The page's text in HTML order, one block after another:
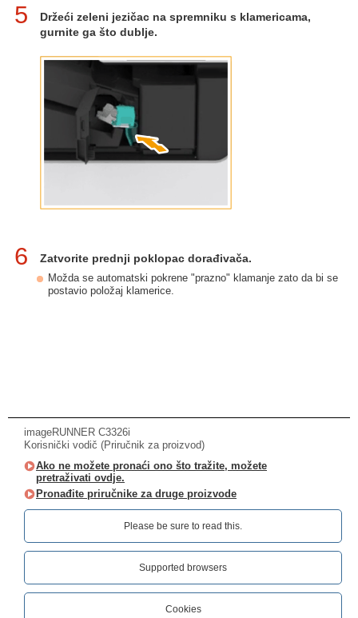
5
Držeći zeleni jezičac na spremniku s klamericama,
gurnite ga što dublje.
6 Zatvorite prednji poklopac dorađivača.
Možda se automatski pokrene "prazno" klamanje zato da bi se
postavio položaj klamerice.
imageRUNNER C3326i
Korisnički vodič (Priručnik za proizvod)
Ako ne možete pronaći ono što tražite, možete
pretraživati ovdje.
Pronađite priručnike za druge proizvode
Please be sure to read this.‎
Supported browsers
Cookies